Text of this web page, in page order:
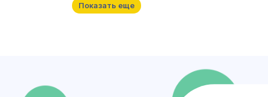
Показать еще